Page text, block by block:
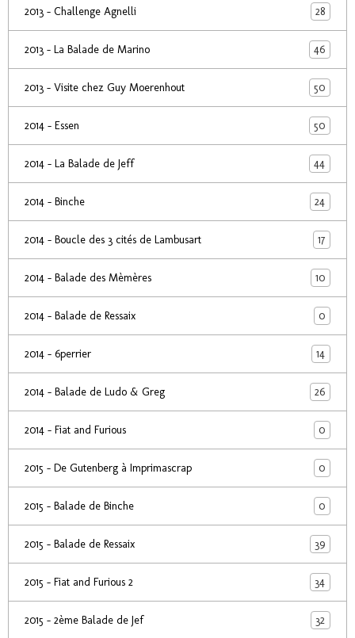
2013 - Challenge Agnelli 28
2013 - La Balade de Marino 46
2013 - Visite chez Guy Moerenhout 50
2014 - Essen 50
2014 - La Balade de Jeff 44
2014 - Binche 24
2014 - Boucle des 3 cités de Lambusart 17
2014 - Balade des Mèmères 10
2014 - Balade de Ressaix 0
2014 - 6perrier 14
2014 - Balade de Ludo & Greg 26
2014 - Fiat and Furious 0
2015 - De Gutenberg à Imprimascrap 0
2015 - Balade de Binche 0
2015 - Balade de Ressaix 39
2015 - Fiat and Furious 2 34
2015 - 2ème Balade de Jef 32